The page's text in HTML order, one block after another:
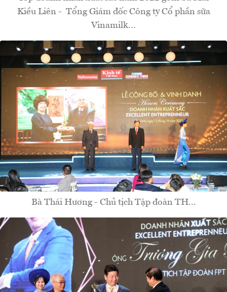
Kiều Liên - Tổng Giám đốc Công ty Cổ phần sữa
Vinamilk...
Bà Thái Hương - Chủ tịch Tập đoàn TH...